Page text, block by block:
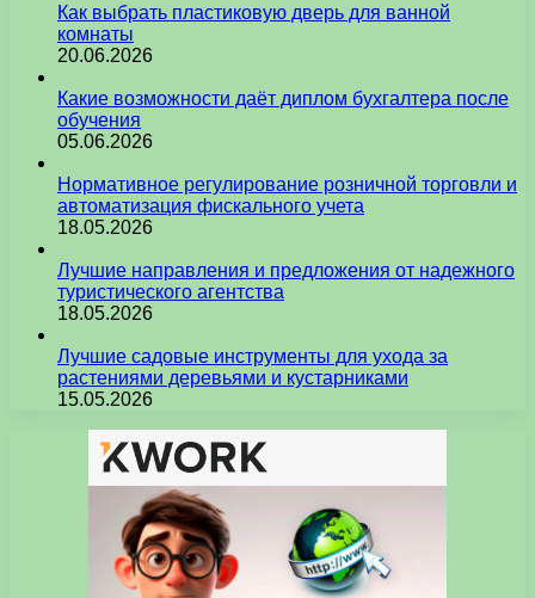
Как выбрать пластиковую дверь для ванной
комнаты
20.06.2026
Какие возможности даёт диплом бухгалтера после
обучения
05.06.2026
Нормативное регулирование розничной торговли и
автоматизация фискального учета
18.05.2026
Лучшие направления и предложения от надежного
туристического агентства
18.05.2026
Лучшие садовые инструменты для ухода за
растениями деревьями и кустарниками
15.05.2026